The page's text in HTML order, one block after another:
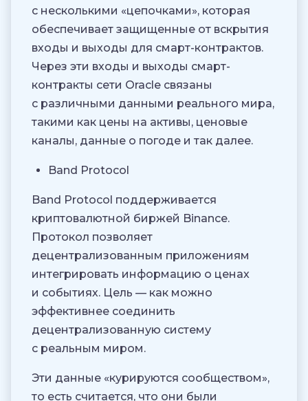
с несколькими «цепочками», которая
обеспечивает защищенные от вскрытия
входы и выходы для смарт-контрактов.
Через эти входы и выходы смарт-
контракты сети Oracle связаны
с различными данными реального мира,
такими как цены на активы, ценовые
каналы, данные о погоде и так далее.
Band Protocol
Band Protocol поддерживается
криптовалютной биржей Binance.
Протокол позволяет
децентрализованным приложениям
интегрировать информацию о ценах
и событиях. Цель — как можно
эффективнее соединить
децентрализованную систему
с реальным миром.
Эти данные «курируются сообществом»,
то есть считается, что они были